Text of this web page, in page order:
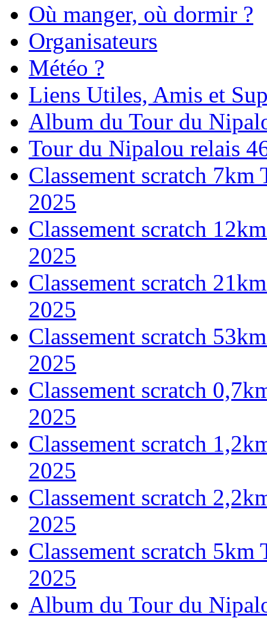
Où manger, où dormir ?
Organisateurs
Météo ?
Liens Utiles, Amis et
Album du Tour du
Tour du Nipalou relais
Classement scratch
2025
Classement scratch
2025
Classement scratch
2025
Classement scratch
2025
Classement scratch
2025
Classement scratch
2025
Classement scratch
2025
Classement scratch
2025
Album du Tour du